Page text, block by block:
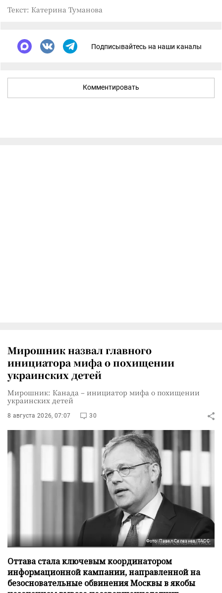
Текст: Катерина Туманова
Подписывайтесь на наши каналы
Комментировать
Мирошник назвал главного
инициатора мифа о похищении
украинских детей
Мирошник: Канада – инициатор мифа о похищении
украинских детей
8 августа 2026, 07:07 30
Фото: Павел Селезнев/ТАСС
Оттава стала ключевым координатором
информационной кампании, направленной на
безосновательные обвинения Москвы в якобы